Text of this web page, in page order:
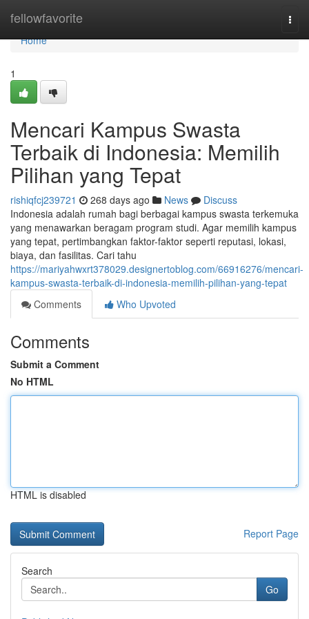
fellowfavorite
Home
Home
1
Mencari Kampus Swasta
Terbaik di Indonesia: Memilih
Pilihan yang Tepat
rishiqfcj239721 268 days ago News
Discuss
Indonesia adalah rumah bagi berbagai kampus swasta terkemuka
yang menawarkan beragam program studi. Agar memilih kampus
yang tepat, pertimbangkan faktor-faktor seperti reputasi, lokasi,
biaya, dan fasilitas. Cari tahu
https://mariyahwxrt378029.designertoblog.com/66916276/mencari-
kampus-swasta-terbaik-di-indonesia-memilih-pilihan-yang-tepat
Comments
Who Upvoted
Comments
Submit a Comment
No HTML
HTML is disabled
Report Page
Search
Go